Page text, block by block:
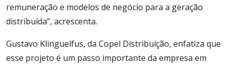
remuneração e modelos de negócio para a geração
distribuída”, acrescenta.
Gustavo Klinguelfus, da Copel Distribuição, enfatiza que
esse projeto é um passo importante da empresa em